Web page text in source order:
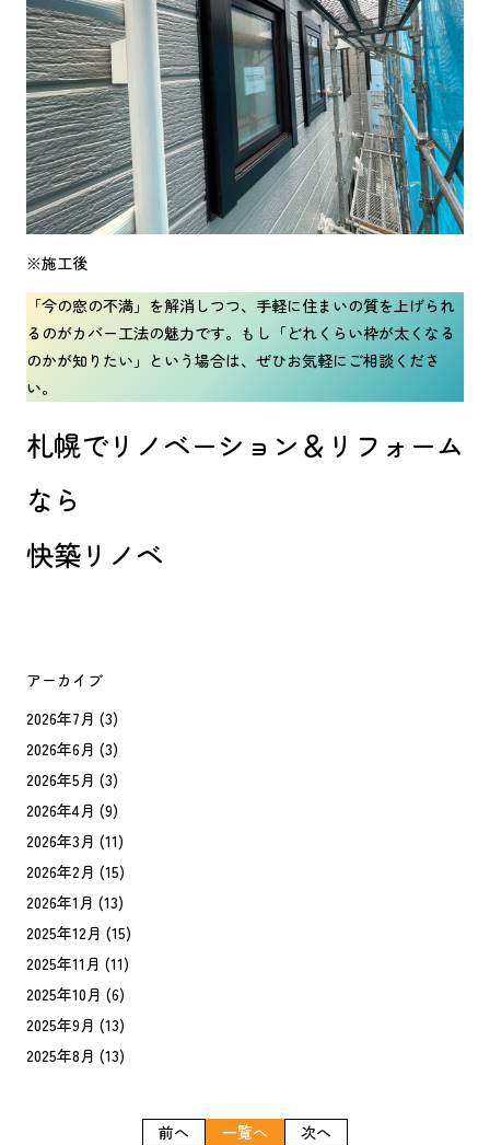
アーカイブ
2026年7月 (3)
2026年6月 (3)
2026年5月 (3)
2026年4月 (9)
2026年3月 (11)
2026年2月 (15)
2026年1月 (13)
2025年12月 (15)
2025年11月 (11)
2025年10月 (6)
2025年9月 (13)
2025年8月 (13)
※施工後
「今の窓の不満」を解消しつつ、手軽に住まいの質を上げられ
るのがカバー工法の魅力です。もし「どれくらい枠が太くなる
のかが知りたい」という場合は、ぜひお気軽にご相談くださ
い。
札幌でリノベーション＆リフォーム
なら
快築リノベ
前へ 一覧へ 次へ